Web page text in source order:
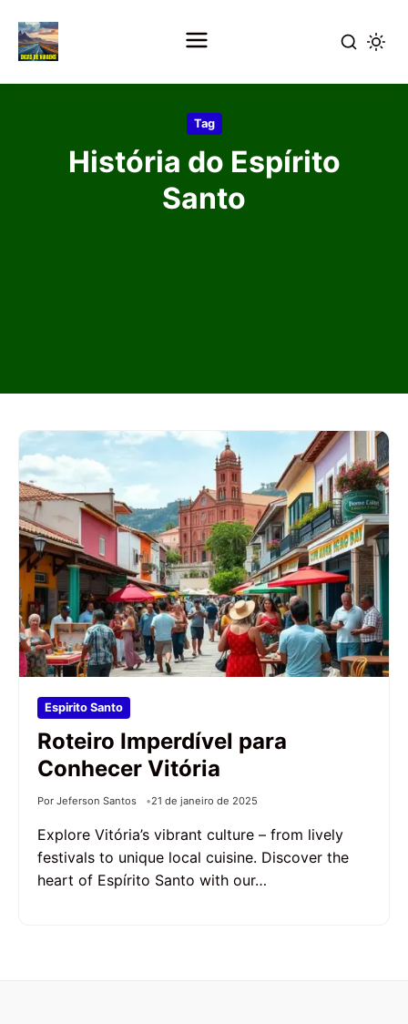
Tag
História do Espírito
Santo
Espirito Santo
Roteiro Imperdível para
Conhecer Vitória
Por Jeferson Santos 21 de janeiro de 2025
Explore Vitória’s vibrant culture – from lively
festivals to unique local cuisine. Discover the
heart of Espírito Santo with our…